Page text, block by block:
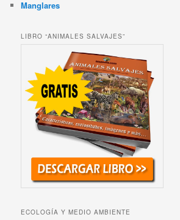
Manglares
LIBRO “ANIMALES SALVAJES”
ECOLOGÍA Y MEDIO AMBIENTE